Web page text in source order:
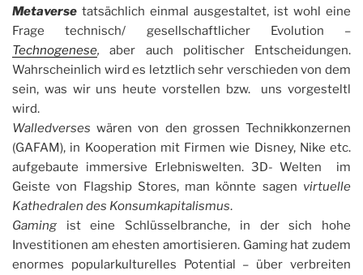
Metaverse tatsächlich einmal ausgestaltet, ist wohl eine
Frage technisch/ gesellschaftlicher Evolution –
Technogenese,aber auch politischer Entscheidungen.
Wahrscheinlich wird es letztlich sehr verschieden von dem
sein, was wir uns heute vorstellen bzw. uns vorgesteltl
wird.
Walledverses wären von den grossen Technikkonzernen
(GAFAM), in Kooperation mit Firmen wie Disney, Nike etc.
aufgebaute immersive Erlebniswelten. 3D- Welten im
Geiste von Flagship Stores, man könnte sagen virtuelle
Kathedralen des Konsumkapitalismus.
Gaming ist eine Schlüsselbranche, in der sich hohe
Investitionen am ehesten amortisieren. Gaming hat zudem
enormes popularkulturelles Potential – über verbreiten